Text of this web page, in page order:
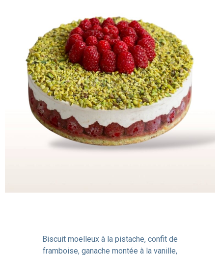
Biscuit moelleux à la pistache, confit de
framboise, ganache montée à la vanille,